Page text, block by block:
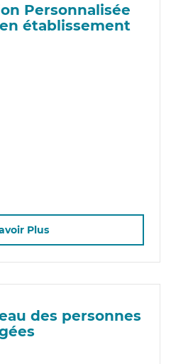
Personnalisée
établissement
Plus
des personnes